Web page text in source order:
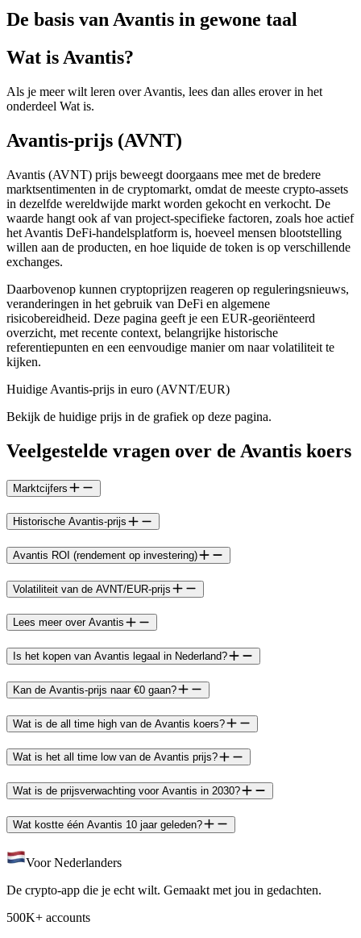
De basis van Avantis in gewone taal
Wat is Avantis?
Als je meer wilt leren over Avantis, lees dan alles erover in het
onderdeel Wat is.
Avantis-prijs (AVNT)
Avantis (AVNT) prijs beweegt doorgaans mee met de bredere
marktsentimenten in de cryptomarkt, omdat de meeste crypto-assets
in dezelfde wereldwijde markt worden gekocht en verkocht. De
waarde hangt ook af van project-specifieke factoren, zoals hoe actief
het Avantis DeFi-handelsplatform is, hoeveel mensen blootstelling
willen aan de producten, en hoe liquide de token is op verschillende
exchanges.
Daarbovenop kunnen cryptoprijzen reageren op reguleringsnieuws,
veranderingen in het gebruik van DeFi en algemene
risicobereidheid. Deze pagina geeft je een EUR-georiënteerd
overzicht, met recente context, belangrijke historische
referentiepunten en een eenvoudige manier om naar volatiliteit te
kijken.
Huidige Avantis-prijs in euro (AVNT/EUR)
Bekijk de huidige prijs in de grafiek op deze pagina.
Veelgestelde vragen over de Avantis koers
Marktcijfers
Historische Avantis-prijs
Avantis ROI (rendement op investering)
Volatiliteit van de AVNT/EUR-prijs
Lees meer over Avantis
Is het kopen van Avantis legaal in Nederland?
Kan de Avantis-prijs naar €0 gaan?
Wat is de all time high van de Avantis koers?
Wat is het all time low van de Avantis prijs?
Wat is de prijsverwachting voor Avantis in 2030?
Wat kostte één Avantis 10 jaar geleden?
Voor Nederlanders
De crypto-app die je echt wilt. Gemaakt met jou in gedachten.
500K+ accounts